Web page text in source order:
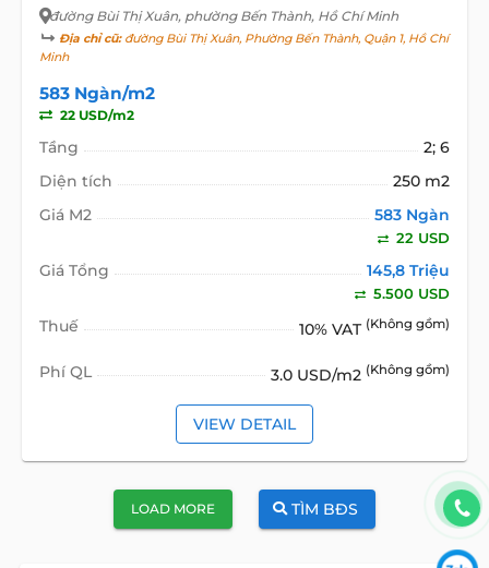
đường Bùi Thị Xuân, phường Bến Thành, Hồ Chí Minh
Địa chỉ cũ:đường Bùi Thị Xuân, Phường Bến Thành, Quận 1, Hồ Chí
Minh
583 Ngàn/m2
22 USD/m2
Tầng
2; 6
Diện tích
250 m2
Giá M2
583 Ngàn
22 USD
Giá Tổng 145,8 Triệu
5.500 USD
Thuế 10% VAT (Không gồm)
Phí QL 3.0 USD/m2 (Không gồm)
VIEW DETAIL
LOAD MORE TÌM BĐS